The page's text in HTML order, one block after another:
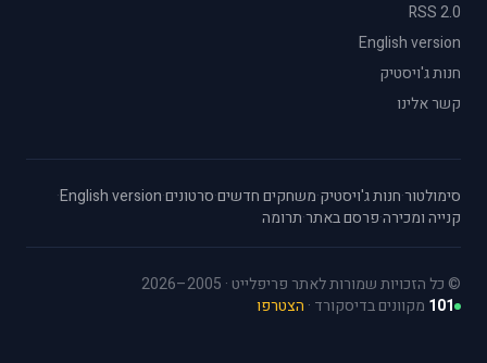
RSS 2.0
English version
חנות ג'ויסטיק
קשר אלינו
סימולטור·חנות ג'ויסטיק·משחקים חדשים·סרטונים·
English version
·
קנייה ומכירה·פרסם באתר·תרומה
© כל הזכויות שמורות לאתר פריפלייט · 2005–2026
101 מקוונים בדיסקורד · הצטרפו